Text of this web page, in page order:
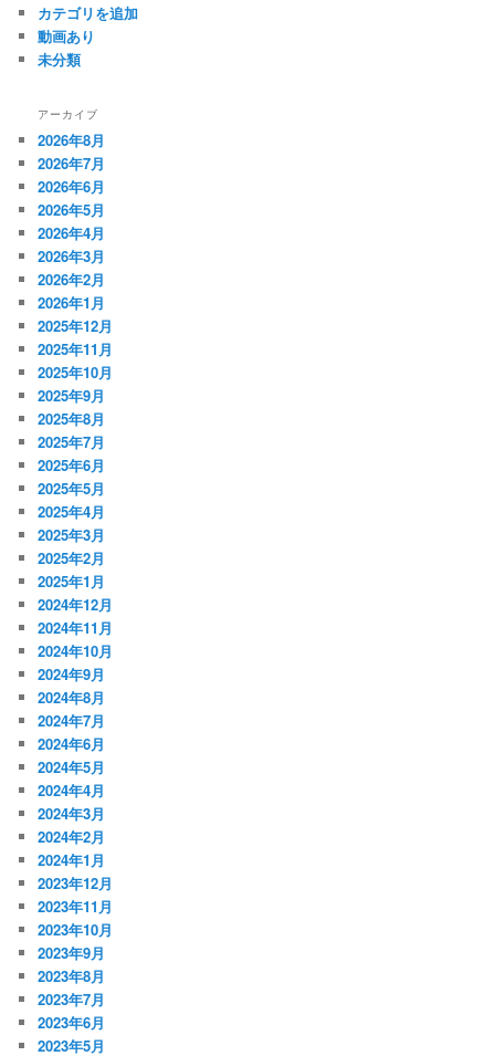
カテゴリを追加
動画あり
未分類
アーカイブ
2026年8月
2026年7月
2026年6月
2026年5月
2026年4月
2026年3月
2026年2月
2026年1月
2025年12月
2025年11月
2025年10月
2025年9月
2025年8月
2025年7月
2025年6月
2025年5月
2025年4月
2025年3月
2025年2月
2025年1月
2024年12月
2024年11月
2024年10月
2024年9月
2024年8月
2024年7月
2024年6月
2024年5月
2024年4月
2024年3月
2024年2月
2024年1月
2023年12月
2023年11月
2023年10月
2023年9月
2023年8月
2023年7月
2023年6月
2023年5月